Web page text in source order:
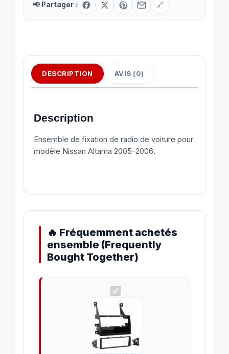
📢 Partager : 🔗
DESCRIPTION AVIS (0)
Description
Ensemble de fixation de radio de voiture pour
modèle Nissan Altama 2005-2006.
🔥 Fréquemment achetés
ensemble (Frequently
Bought Together)